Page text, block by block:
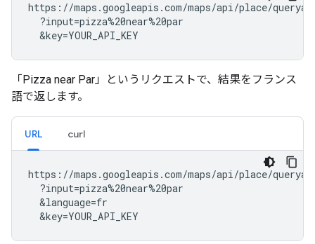
https://maps.googleapis.com/maps/api/place/
  ?input=pizza%20near%20par
  &key=YOUR_API_KEY
「Pizza near Par」というリクエストで、結果をフランス
語で返します。
URL curl
https://maps.googleapis.com/maps/api/place/
  ?input=pizza%20near%20par
  &language=fr
  &key=YOUR_API_KEY